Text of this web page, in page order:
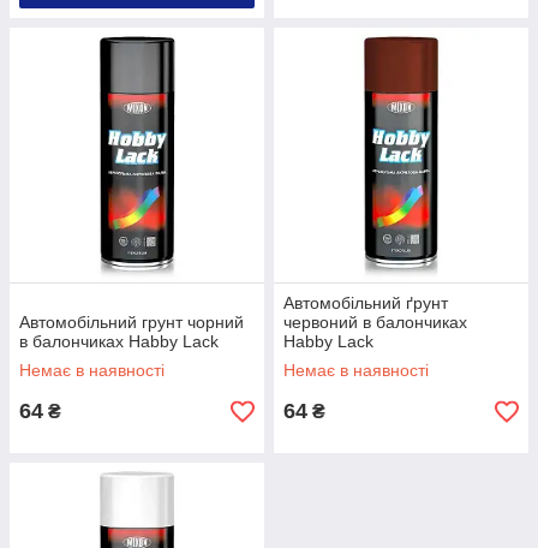
Автомобільний грунт чорний
в балончиках Habby Lack
Немає в наявності
64 ₴
Автомобільний ґрунт
червоний в балончиках
Habby Lack
Немає в наявності
64 ₴